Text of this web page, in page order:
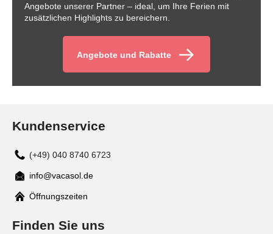
Angebote unserer Partner – ideal, um Ihre Ferien mit
zusätzlichen Highlights zu bereichern.
Angebote und Rabatte
Kundenservice
(+49) 040 8740 6723
Mail
info@vacasol.de
Öffnungszeiten
Finden Sie uns